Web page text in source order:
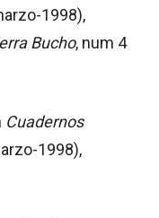
1998),
Bucho, num 4
Cuadernos
1998),